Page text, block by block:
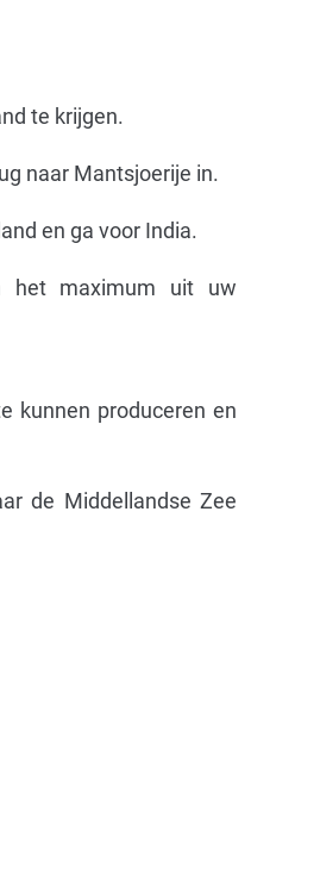
te krijgen.
naar Mantsjoerije in.
en ga voor India.
het maximum uit uw
kunnen produceren en
de Middellandse Zee